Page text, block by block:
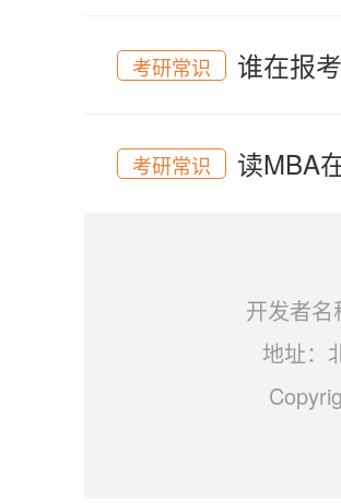
考研常识 谁在报
考研常识 读MBA
开发者名
地址：